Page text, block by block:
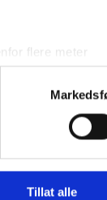
flere meter
hvordan de
partnerne
du har gjort
Tillat alle
oss
noen
fast på Cirkus
Der
og vi